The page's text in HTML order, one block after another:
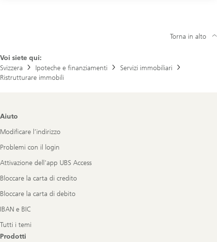
Voi siete qui:
Svizzera
Ipoteche e finanziamenti
Servizi immobiliari
Ristrutturare immobili
Torna in alto
Footer
Aiuto
Modificare l’indirizzo
Problemi con il login
Attivazione dell'app UBS Access
Bloccare la carta di credito
Bloccare la carta di debito
IBAN e BIC
Tutti i temi
Prodotti